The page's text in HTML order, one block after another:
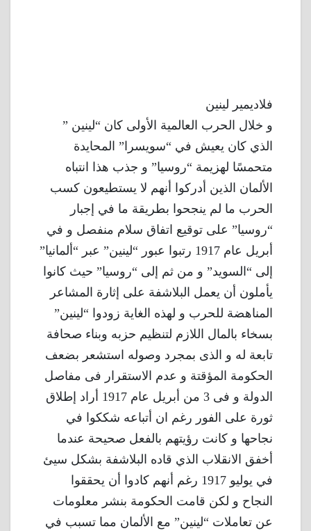
فلاديمير لينين
و خلال الحرب العالمية الأولى كان “لينين ”
الذي كان يعيش في “سويسرا” المحايدة
متحمسًا لهزيمة “روسيا” و جذب هذا انتباه
الألمان الذين أدركوا أنهم لا يستطيعون كسب
الحرب ما لم ينجحوا بطريقة ما في إجبار
“روسيا” على توقيع اتفاق سلام منفصل و في
أبريل عام 1917 رتبوا عبور “لينين” عبر “ألمانيا”
إلى “السويد” و من ثم إلى “روسيا” حيث كانوا
يأملون أن يعمل البلاشفة على إثارة المشاعر
المناهضة للحرب و لهذه الغاية زودوا “لينين”
بسخاء بالمال اللازم لتنظيم حزبه وبناء صحافة
تابعة له و الذى بمجرد وصوله استشعر بضعف
الحكومة المؤقتة و عدم الاستقرار فى مفاصل
الدولة و فى 3 من أبريل عام 1917 أراد إطلاق
ثورة على الفور رغم ان أتباعه شككوا في
نجاحها و كانت رؤيتهم بالفعل صحيحة عندما
أخفق الانقلاب الذي قاده البلاشفة بشكل سيئ
في يوليو 1917 رغم أنهم كادوا أن يحققوا
النجاح و لكن قامت الحكومة بنشر معلومات
عن تعاملات “لينين” مع الألمان مما تسبب في